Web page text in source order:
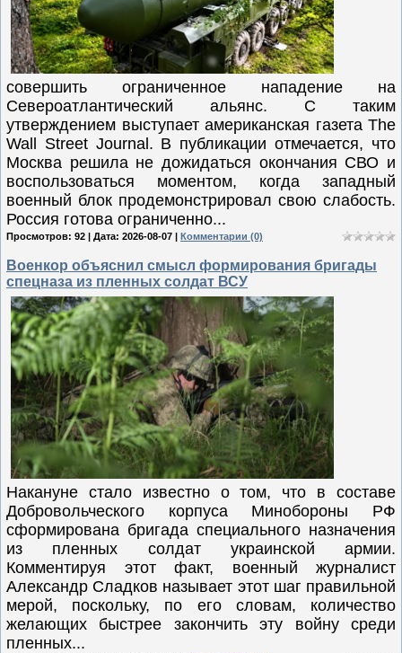
совершить ограниченное нападение на
Североатлантический альянс. С таким
утверждением выступает американская газета The
Wall Street Journal. В публикации отмечается, что
Москва решила не дожидаться окончания СВО и
воспользоваться моментом, когда западный
военный блок продемонстрировал свою слабость.
Россия готова ограниченно...
Просмотров: 92 | Дата: 2026-08-07 | Комментарии (0)
Военкор объяснил смысл формирования бригады
спецназа из пленных солдат ВСУ
Накануне стало известно о том, что в составе
Добровольческого корпуса Минобороны РФ
сформирована бригада специального назначения
из пленных солдат украинской армии.
Комментируя этот факт, военный журналист
Александр Сладков называет этот шаг правильной
мерой, поскольку, по его словам, количество
желающих быстрее закончить эту войну среди
пленных...